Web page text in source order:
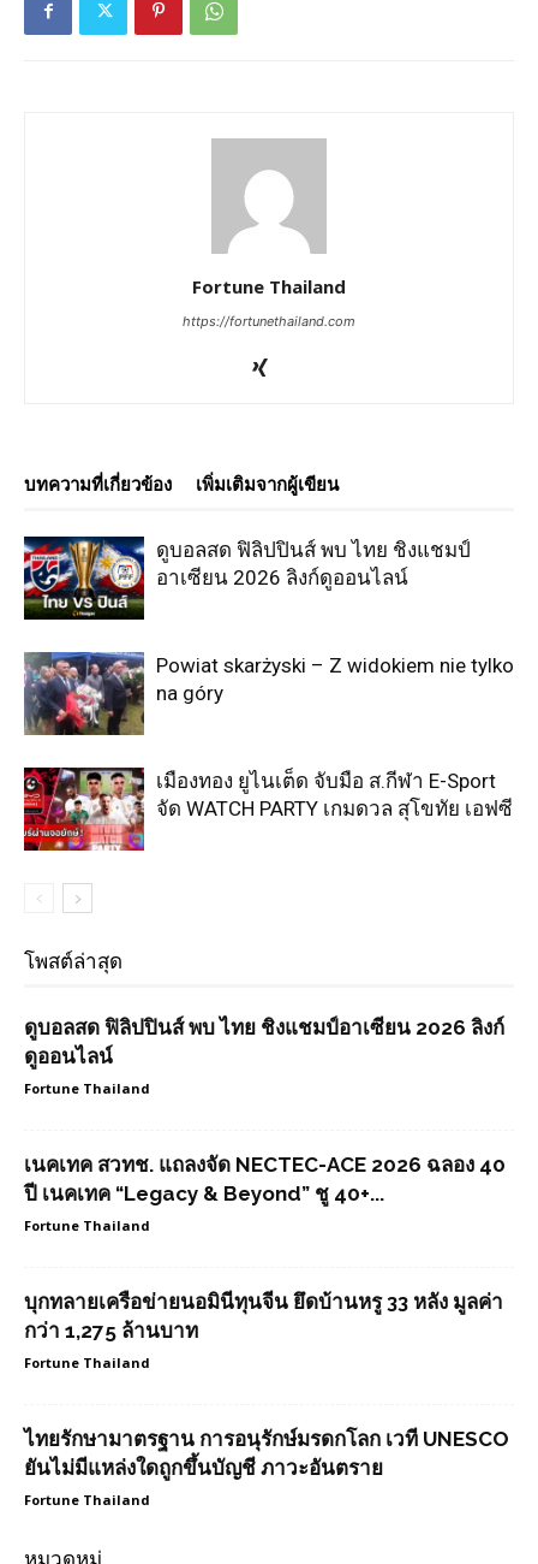
Fortune Thailand
https://fortunethailand.com
บทความที่เกี่ยวข้อง เพิ่มเติมจากผู้เขียน
ดูบอลสด ฟิลิปปินส์ พบ ไทย ชิงแชมป์
อาเซียน 2026 ลิงก์ดูออนไลน์
Powiat skarżyski – Z widokiem nie tylko
na góry
เมืองทอง ยูไนเต็ด จับมือ ส.กีฬา E-Sport
จัด WATCH PARTY เกมดวล สุโขทัย เอฟซี
โพสต์ล่าสุด
ดูบอลสด ฟิลิปปินส์ พบ ไทย ชิงแชมป์อาเซียน 2026 ลิงก์
ดูออนไลน์
Fortune Thailand
เนคเทค สวทช. แถลงจัด NECTEC-ACE 2026 ฉลอง 40
ปี เนคเทค “Legacy & Beyond” ชู 40+...
Fortune Thailand
บุกทลายเครือข่ายนอมินีทุนจีน ยึดบ้านหรู 33 หลัง มูลค่า
กว่า 1,275 ล้านบาท
Fortune Thailand
ไทยรักษามาตรฐาน การอนุรักษ์มรดกโลก เวที UNESCO
ยันไม่มีแหล่งใดถูกขึ้นบัญชี ภาวะอันตราย
Fortune Thailand
หมวดหมู่